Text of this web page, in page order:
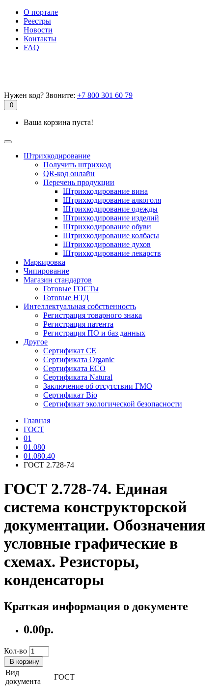
О портале
Реестры
Новости
Контакты
FAQ
Нужен код? Звоните: +7 800 301 60 79
0
Ваша корзина пуста!
Штрихкодирование
Получить штрихкод
QR-код онлайн
Перечень продукции
Штрихкодирование вина
Штрихкодирование алкоголя
Штрихкодирование одежды
Штрихкодирование изделий
Штрихкодирование обуви
Штрихкодирование колбасы
Штрихкодирование духов
Штрихкодирование лекарств
Маркировка
Чипирование
Магазин стандартов
Готовые ГОСТы
Готовые НТД
Интеллектуальная собственность
Регистрация товарного знака
Регистрация патента
Регистрация ПО и баз данных
Другое
Сертификат СЕ
Сертификата Organic
Сертификата ECO
Сертификата Natural
Заключение об отсутствии ГМО
Сертификат Bio
Сертификат экологической безопасности
Главная
ГОСТ
01
01.080
01.080.40
ГОСТ 2.728-74
ГОСТ 2.728-74. Единая
система конструкторской
документации. Обозначения
условные графические в
схемах. Резисторы,
конденсаторы
Краткая информация о документе
0.00р.
Кол-во
В корзину
Вид
документа
ГОСТ